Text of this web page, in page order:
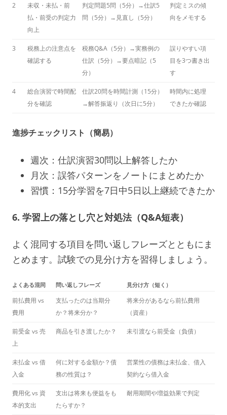
2
未収・未払・前
払・前受の判定力
向上
判定問題5問（5分）→仕訳5
問（5分）→見直し（5分）
判定ミスの傾
向をメモする
3
税務上の注意点を
確認する
税務Q&A（5分）→実務例の
仕訳（5分）→要点暗記（5
分）
誤りやすい項
目を3つ書き出
す
4
総合演習で時間配
分を確認
仕訳20問を時間計測（15分）
→解答振返り（次日に5分）
時間内に処理
できたか確認
進捗チェックリスト（簡易）
週次：仕訳演習30問以上解答したか
月次：誤答パターンをノートにまとめたか
習慣：15分学習を7日中5日以上継続できたか
6. 学習上の落とし穴と対処法（Q&A短表）
よく混同する項目を問い返しフレーズとともにま
とめます。試験での見分け方を習得しましょう。
よくある混同 問い返しフレーズ 見分け方（短く）
前払費用 vs
費用
支払ったのは当期分
か？将来分か？
将来分があるなら前払費用
（資産）
前受金 vs 売
上
商品を引き渡したか？ 未引渡なら前受金（負債）
未払金 vs 借
入金
何に対する金額か？債
務の性質は？
営業性の債務は未払金、借入
契約なら借入金
費用化 vs 資
本的支出
支出は将来も便益をも
たらすか？
耐用期間や増益効果で判定